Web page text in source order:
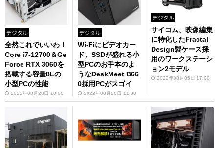
デジタル
全然これでいいわ！
Core i7-12700＆Ge
Force RTX 3060を
搭載する容量8Lの
小型PCの性能
2022年08月28日 10:00
デジタル
Wi-Fiにビデオカー
ド、SSDが盛れる小
型PCのお手本のよ
うなDeskMeet B66
0採用PCがスゴイ
2022年08月26日 11:30
デジタル
サイコム、映像編集
に特化したFractal
Design製ケース採
用のワークステーシ
ョン2モデル
2022年08月05日 17:00